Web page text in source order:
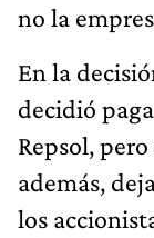
no la
En la
decidió
Repsol,
además,
los